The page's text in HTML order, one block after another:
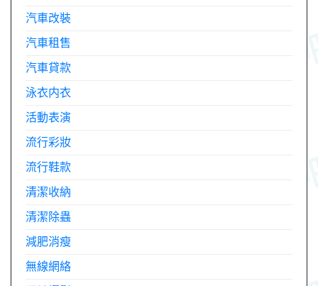
汽車改裝
汽車租售
汽車貸款
泳衣内衣
活動表演
流行彩妝
流行鞋款
清潔收納
清潔除蟲
減肥消瘦
無線網絡